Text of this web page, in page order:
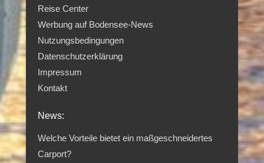
Reise Center
Werbung auf Bodensee-News
Nutzungsbedingungen
Datenschutzerklärung
Impressum
Kontakt
News:
Welche Vorteile bietet ein maßgeschneidertes
Carport?